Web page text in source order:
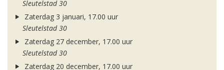
Sleutelstad 30
Zaterdag 3 januari, 17.00 uur
Sleutelstad 30
Zaterdag 27 december, 17.00 uur
Sleutelstad 30
Zaterdag 20 december, 17.00 uur